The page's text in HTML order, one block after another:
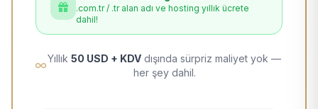
.com.tr / .tr alan adı ve hosting yıllık ücrete
dahil!
Yıllık 50 USD + KDV dışında sürpriz maliyet yok —
her şey dahil.